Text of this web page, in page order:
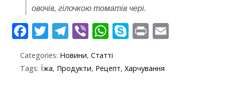
овочів, гілочкою томатів чері.
F
e
b
T
itt
er
T
e
gr
Vi
er
W
at
S
y
p
Pr
t
Categories: Новини, Статті
Tags: Їжа, Продукти, Рецепт, Харчування